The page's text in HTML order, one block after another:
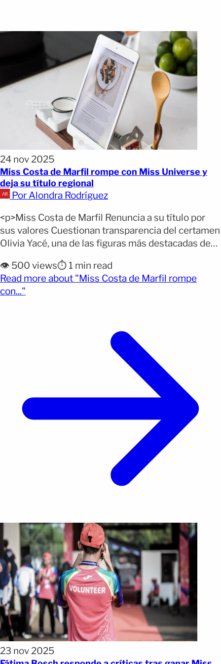
24 nov 2025
Miss Costa de Marfil rompe con Miss Universe y
deja su título regional
Por Alondra Rodríguez
<p>Miss Costa de Marfil Renuncia a su título por
sus valores Cuestionan transparencia del certamen
Olivia Yacé, una de las figuras más destacadas de
anunciar su renuncia al título de Miss Universe
África y Oceanía. De acuerdo con ‘De último
minuto’, la decisión llegó a través de un [&hellip;]
👁️ 500 views⏱️ 1 min read
Read more about "Miss Costa de Marfil rompe
con..."
23 nov 2025